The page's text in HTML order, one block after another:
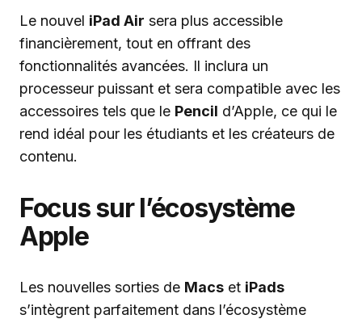
Le nouvel iPad Air sera plus accessible
financièrement, tout en offrant des
fonctionnalités avancées. Il inclura un
processeur puissant et sera compatible avec les
accessoires tels que le Pencil d’Apple, ce qui le
rend idéal pour les étudiants et les créateurs de
contenu.
Focus sur l’écosystème
Apple
Les nouvelles sorties de Macs et iPads
s’intègrent parfaitement dans l’écosystème